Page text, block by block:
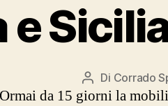
e
Autore
articolo
Di Corrado
Ormai da 15 giorni la